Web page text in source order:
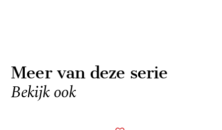
Meer van deze serie
Bekijk ook